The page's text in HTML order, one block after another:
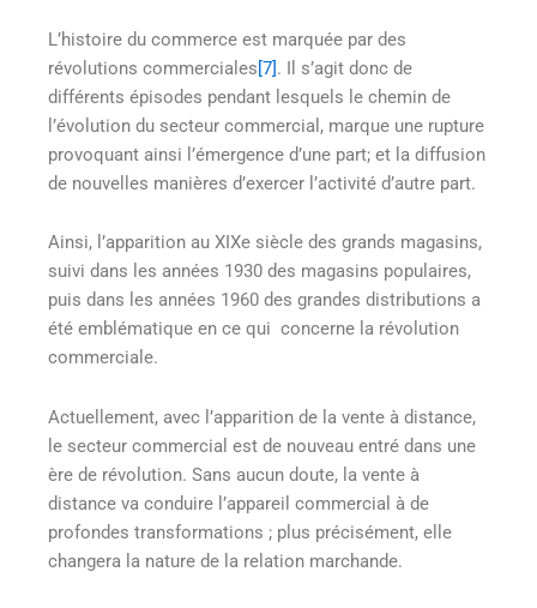
L’histoire du commerce est marquée par des
révolutions commerciales[7]. Il s’agit donc de
différents épisodes pendant lesquels le chemin de
l’évolution du secteur commercial, marque une rupture
provoquant ainsi l’émergence d’une part; et la diffusion
de nouvelles manières d’exercer l’activité d’autre part.
Ainsi, l’apparition au XIXe siècle des grands magasins,
suivi dans les années 1930 des magasins populaires,
puis dans les années 1960 des grandes distributions a
été emblématique en ce qui concerne la révolution
commerciale.
Actuellement, avec l’apparition de la vente à distance,
le secteur commercial est de nouveau entré dans une
ère de révolution. Sans aucun doute, la vente à
distance va conduire l’appareil commercial à de
profondes transformations ; plus précisément, elle
changera la nature de la relation marchande.